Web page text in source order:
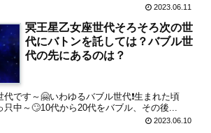
2023.06.11
冥王星乙女座世代そろそろ次の世
代にバトンを託しては？バブル世
代の先にあるのは？
です～🤗いわゆるバブル世代❗生まれた頃
只中～🙄10代から20代をバブル、その後...
2023.06.10